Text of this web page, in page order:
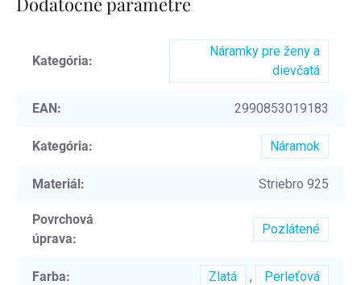
Kategória:
Náramky pre ženy a
dievčatá
EAN: 2990853019183
Kategória: Náramok
Materiál: Striebro 925
Povrchová
úprava:
Pozlátené
Farba: Zlatá , Perleťová